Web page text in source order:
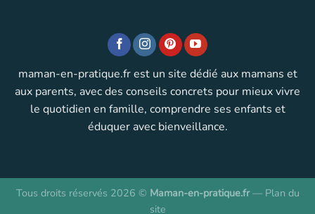
maman-en-pratique.fr est un site dédié aux mamans et
aux parents, avec des conseils concrets pour mieux vivre
le quotidien en famille, comprendre ses enfants et
éduquer avec bienveillance.
Tous droits réservés 2026 © Maman-en-pratique.fr— Plan du
site